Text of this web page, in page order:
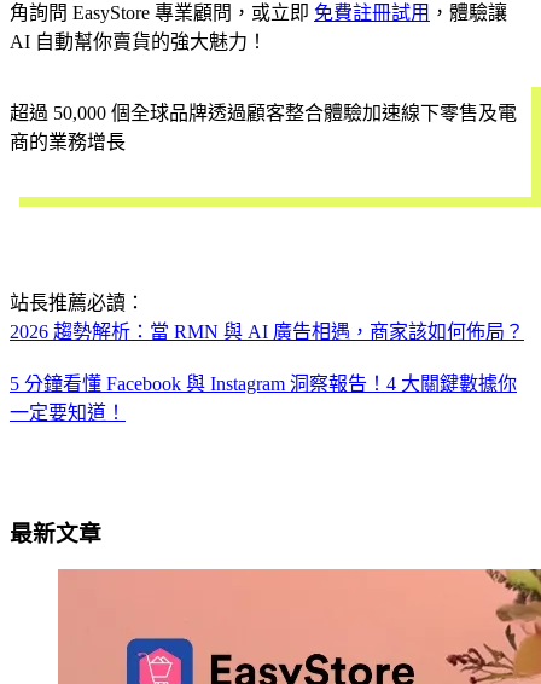
角詢問 EasyStore 專業顧問，或立即 免費註冊試用 ，體驗讓
AI 自動幫你賣貨的強大魅力！
超過 50,000 個全球品牌透過顧客整合體驗加速線下零售及電
商的業務增長
站長推薦必讀：
2026 趨勢解析：當 RMN 與 AI 廣告相遇，商家該如何佈局？
5 分鐘看懂 Facebook 與 Instagram 洞察報告！4 大關鍵數據你
一定要知道！
最新文章